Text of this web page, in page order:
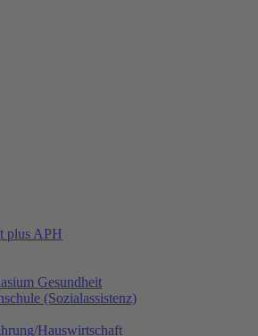
plus APH
Gesundheit
(Sozialassistenz)
Hauswirtschaft